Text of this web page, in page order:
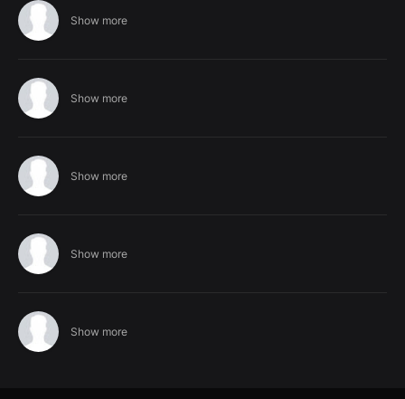
Show more
Show more
Show more
Show more
Show more